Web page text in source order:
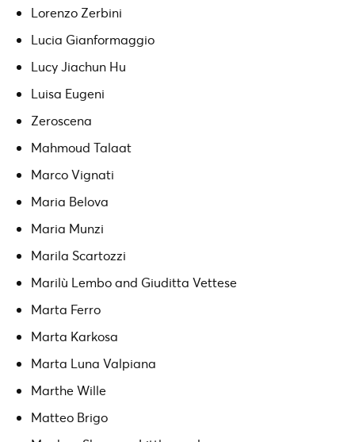
Lorenzo Zerbini
Lucia Gianformaggio
Lucy Jiachun Hu
Luisa Eugeni
Zeroscena
Mahmoud Talaat
Marco Vignati
Maria Belova
Maria Munzi
Marila Scartozzi
Marilù Lembo and Giuditta Vettese
Marta Ferro
Marta Karkosa
Marta Luna Valpiana
Marthe Wille
Matteo Brigo